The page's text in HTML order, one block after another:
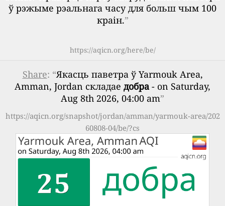
ў рэжыме рэальнага часу для больш чым 100
краін.”
https://aqicn.org/here/be/
Share: “Якасць паветра ў Yarmouk Area,
Amman, Jordan складае добра- on Saturday,
Aug 8th 2026, 04:00 am”
https://aqicn.org/snapshot/jordan/amman/yarmouk-area/202
60808-04/be/?cs